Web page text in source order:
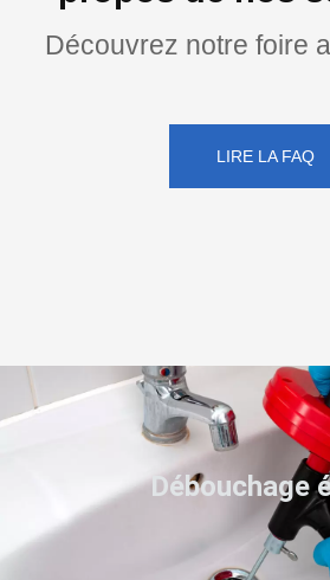
Découvrez notre foire
LIRE LA FAQ
Débouchage